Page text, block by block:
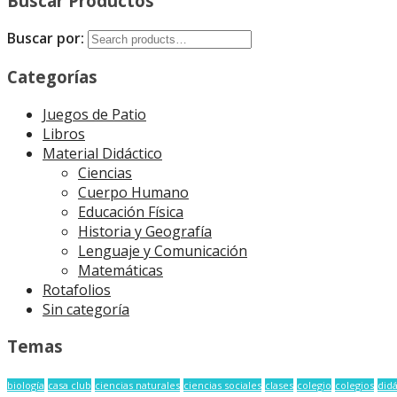
Buscar por:
Categorías
Juegos de Patio
Libros
Material Didáctico
Ciencias
Cuerpo Humano
Educación Física
Historia y Geografía
Lenguaje y Comunicación
Matemáticas
Rotafolios
Sin categoría
Temas
biología casa club ciencias naturales ciencias sociales clases colegio colegios